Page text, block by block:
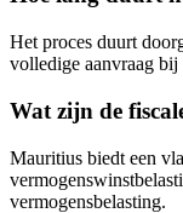
Het proces duurt
volledige aanvraag
Wat zijn de
Mauritius biedt een
vermogensbelasting.